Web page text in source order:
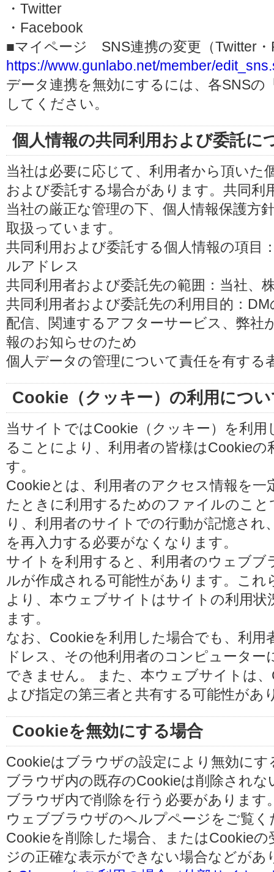
・Twitter
・Facebook
■マイページ SNS連携の変更（Twitter・
https://www.gunlabo.net/member/
データ連携を無効にするには、各SNS
してください。
個人情報の共同利用および委託に
当社は必要に応じて、利用者から頂いた
および委託する場合があります。共同利
当社の厳正な管理の下、個人情報保護方
取扱っています。
共同利用および委託する個人情報の項目
ルアドレス
共同利用者および委託先の範囲：当社、
共同利用者および委託先の利用目的：
配信、関連するアフターサービス、弊社
報のお知らせのため
個人データの管理について責任を有する
Cookie（クッキー）の利用につ
当サイトではCookie（クッキー）を利
ることにより、利用者の皆様はCookie
す。
Cookieとは、利用者のアクセス情報を
たときに利用するためのファイルのこ
り、利用者のサイトでの行動が記憶さ
を再入力する必要がなくなります。
サイトを利用すると、利用者のウェブ
ルが作成される可能性があります。こ
より、本ウェブサイトはサイトの利用
ます。
なお、Cookieを利用した場合でも、利用
ドレス、その他利用者のコンピュータ
できません。 また、本ウェブサイトは
よび指定の第三者と共有する可能性があ
Cookieを無効にする場合
Cookieはブラウザの設定により無効に
ブラウザ内の既存のCookieは削除され
ブラウザ内で削除を行う必要があります
ウェブブラウザのヘルプページをご覧く
Cookieを削除した場合、またはCookie
ジの正確な表示ができない場合などが